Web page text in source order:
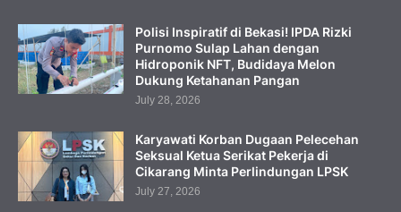
Polisi Inspiratif di Bekasi! IPDA Rizki
Purnomo Sulap Lahan dengan
Hidroponik NFT, Budidaya Melon
Dukung Ketahanan Pangan
July 28, 2026
Karyawati Korban Dugaan Pelecehan
Seksual Ketua Serikat Pekerja di
Cikarang Minta Perlindungan LPSK
July 27, 2026